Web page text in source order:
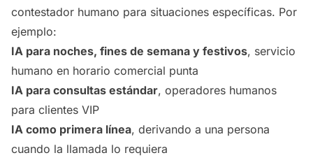
contestador humano para situaciones específicas. Por
ejemplo:
IA para noches, fines de semana y festivos, servicio
humano en horario comercial punta
IA para consultas estándar, operadores humanos
para clientes VIP
IA como primera línea, derivando a una persona
cuando la llamada lo requiera